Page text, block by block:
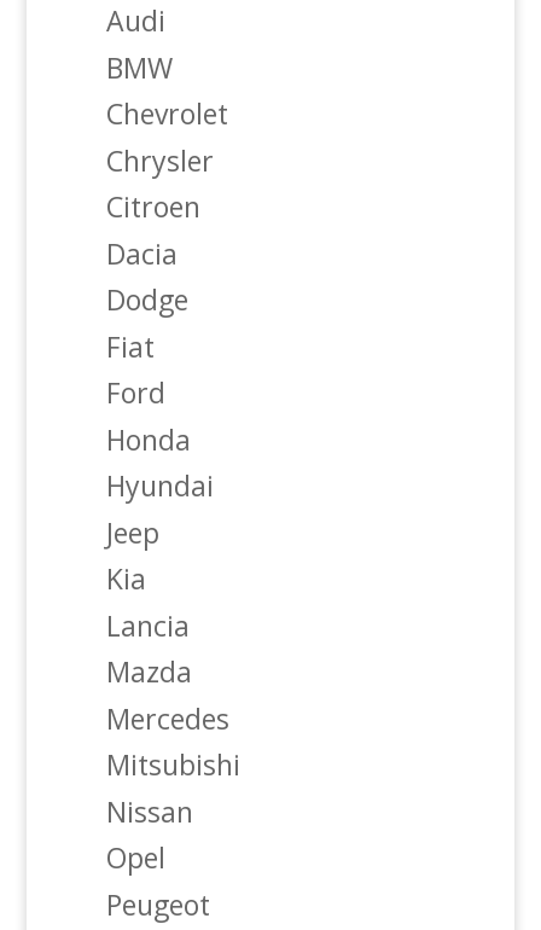
Audi
BMW
Chevrolet
Chrysler
Citroen
Dacia
Dodge
Fiat
Ford
Honda
Hyundai
Jeep
Kia
Lancia
Mazda
Mercedes
Mitsubishi
Nissan
Opel
Peugeot